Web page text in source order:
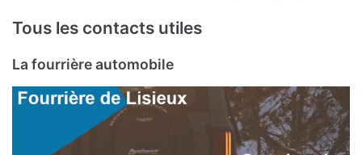
Tous les contacts utiles
La fourrière automobile